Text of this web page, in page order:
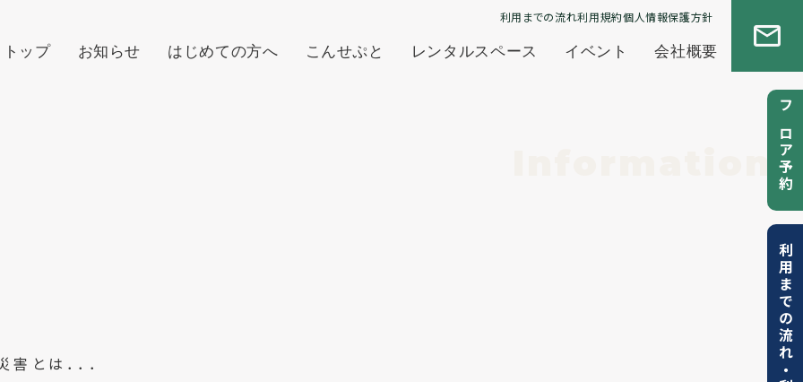
利用までの流れ利用規約個人情報保護方針
トップ お知らせ はじめての方へ こんせぷと レンタルスペース イベント 会社概要
フロア予約
利用までの流れ
・
害とは．．．